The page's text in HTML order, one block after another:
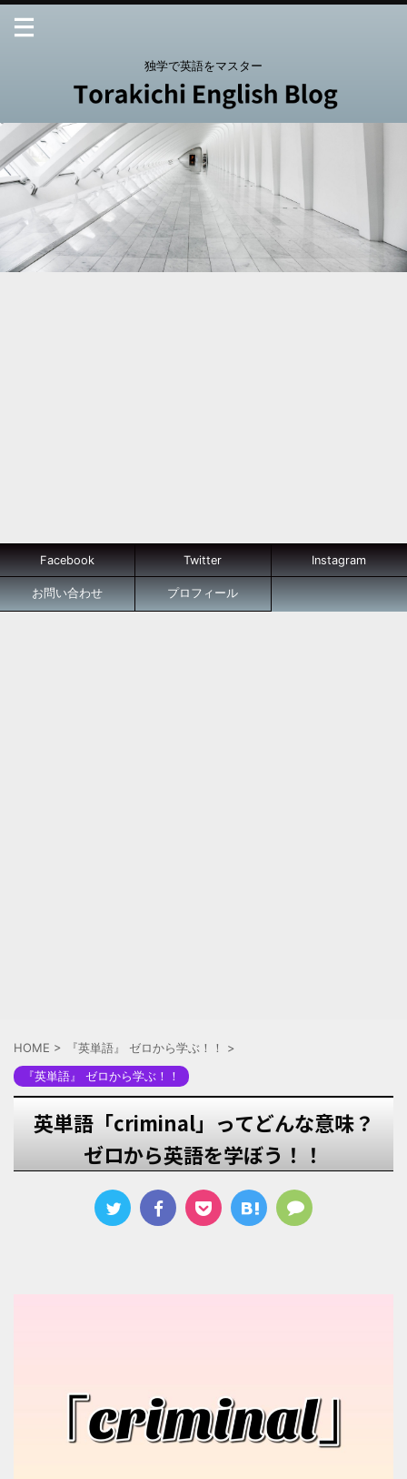
独学で英語をマスター
Facebook Twitter Instagram
お問い合わせ プロフィール
HOME > 『英単語』 ゼロから学ぶ！！
>
『英単語』 ゼロから学ぶ！！
英単語「criminal」ってどんな意味？
ゼロから英語を学ぼう！！